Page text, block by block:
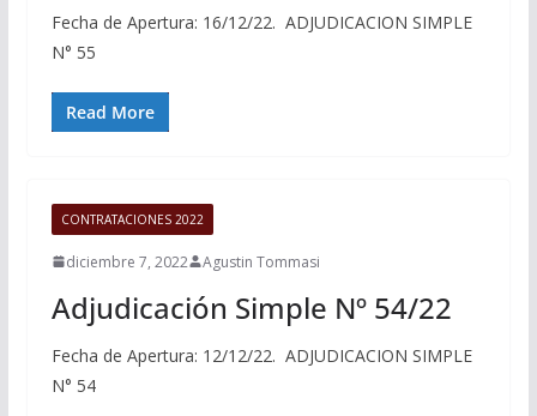
Fecha de Apertura: 16/12/22. ADJUDICACION SIMPLE
N° 55
Read More
CONTRATACIONES 2022
diciembre 7, 2022 Agustin Tommasi
Adjudicación Simple Nº 54/22
Fecha de Apertura: 12/12/22. ADJUDICACION SIMPLE
N° 54